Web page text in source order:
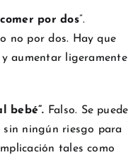
por dos”.
no por dos. Hay que
aumentar ligeramente
bebé”. Falso. Se puede
sin ningún riesgo para
tales como